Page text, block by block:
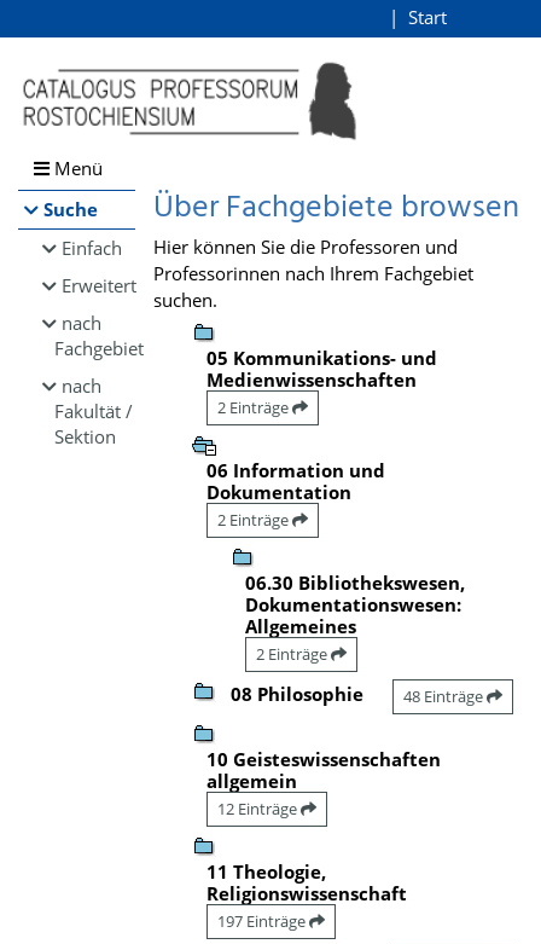
Browsen
direkt zum Inhalt
Start
Menü
Suche
Einfach
Erweitert
nach
Fachgebiet
nach
Fakultät /
Sektion
Über Fachgebiete browsen
Hier können Sie die Professoren und
Professorinnen nach Ihrem Fachgebiet
suchen.
05 Kommunikations- und
Medienwissenschaften
2 Einträge
06 Information und
Dokumentation
2 Einträge
06.30 Bibliothekswesen,
Dokumentationswesen:
Allgemeines
2 Einträge
08 Philosophie 48 Einträge
10 Geisteswissenschaften
allgemein
12 Einträge
11 Theologie,
Religionswissenschaft
197 Einträge